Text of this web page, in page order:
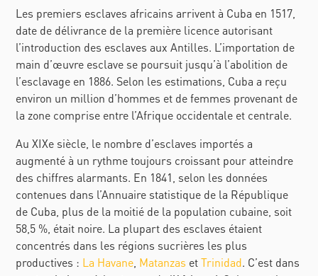
Les premiers esclaves africains arrivent à Cuba en 1517,
date de délivrance de la première licence autorisant
l’introduction des esclaves aux Antilles. L’importation de
main d’œuvre esclave se poursuit jusqu’à l’abolition de
l’esclavage en 1886. Selon les estimations, Cuba a reçu
environ un million d’hommes et de femmes provenant de
la zone comprise entre l’Afrique occidentale et centrale.
Au XIXe siècle, le nombre d’esclaves importés a
augmenté à un rythme toujours croissant pour atteindre
des chiffres alarmants. En 1841, selon les données
contenues dans l’Annuaire statistique de la République
de Cuba, plus de la moitié de la population cubaine, soit
58,5 %, était noire. La plupart des esclaves étaient
concentrés dans les régions sucrières les plus
productives : La Havane, Matanzas etTrinidad. C’est dans